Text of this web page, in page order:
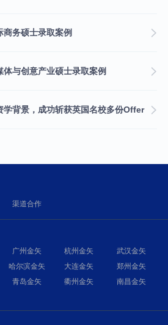
商务硕士录取案例
体与创意产业硕士录取案例
学背景，成功斩获英国名校多份Offer
渠道合作
广州金矢 杭州金矢
武汉金矢
哈尔滨金矢 大连金矢
郑州金矢
青岛金矢 衢州金矢
南昌金矢